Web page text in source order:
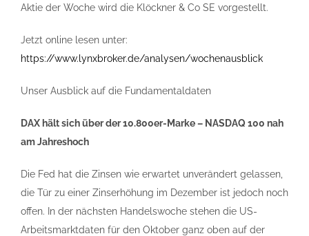
Aktie der Woche wird die Klöckner & Co SE vorgestellt.
Jetzt online lesen unter:
https://www.lynxbroker.de/analysen/wochenausblick
Unser Ausblick auf die Fundamentaldaten
DAX hält sich über der 10.800er-Marke – NASDAQ 100 nah
am Jahreshoch
Die Fed hat die Zinsen wie erwartet unverändert gelassen,
die Tür zu einer Zinserhöhung im Dezember ist jedoch noch
offen. In der nächsten Handelswoche stehen die US-
Arbeitsmarktdaten für den Oktober ganz oben auf der